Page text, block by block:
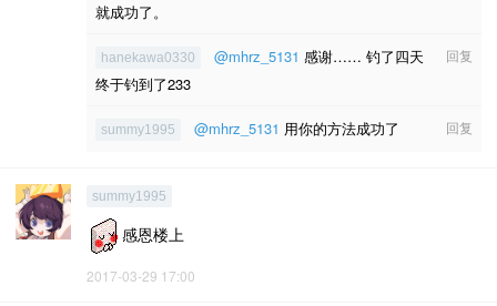
就成功了。
回复
hanekawa0330 @mhrz_5131 感谢…… 钓了四天
终于钓到了233
回复
summy1995 @mhrz_5131 用你的方法成功了
summy1995
感恩楼上
2017-03-29 17:00